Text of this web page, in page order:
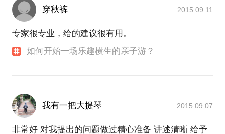
穿秋裤 2015.09.11
专家很专业，给的建议很有用。
如何开始一场乐趣横生的亲子游？
我有一把大提琴 2015.09.07
非常好 对我提出的问题做过精心准备 讲述清晰 给予